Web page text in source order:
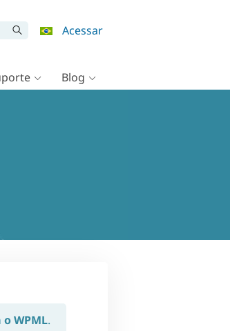
Acessar
Blog
WPML.